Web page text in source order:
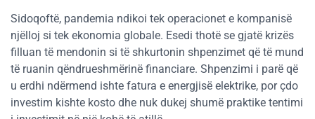
Sidoqoftë, pandemia ndikoi tek operacionet e kompanisë
njëlloj si tek ekonomia globale. Esedi thotë se gjatë krizës
filluan të mendonin si të shkurtonin shpenzimet që të mund
të ruanin qëndrueshmërinë financiare. Shpenzimi i parë që
u erdhi ndërmend ishte fatura e energjisë elektrike, por çdo
investim kishte kosto dhe nuk dukej shumë praktike tentimi